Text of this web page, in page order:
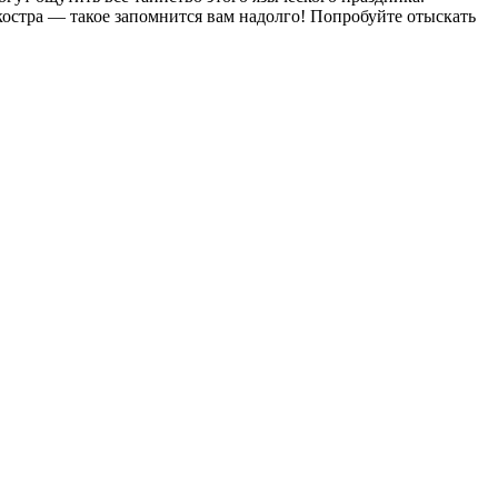
— такое запомнится вам надолго! Попробуйте отыскать